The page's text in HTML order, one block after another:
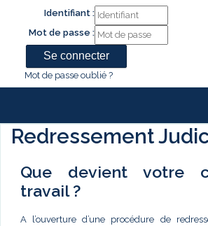
Identifiant :
Mot de passe :
Mot de passe oublié ?
Redressement
Que devient votre
travail ?
A l’ouverture d’une procédure de